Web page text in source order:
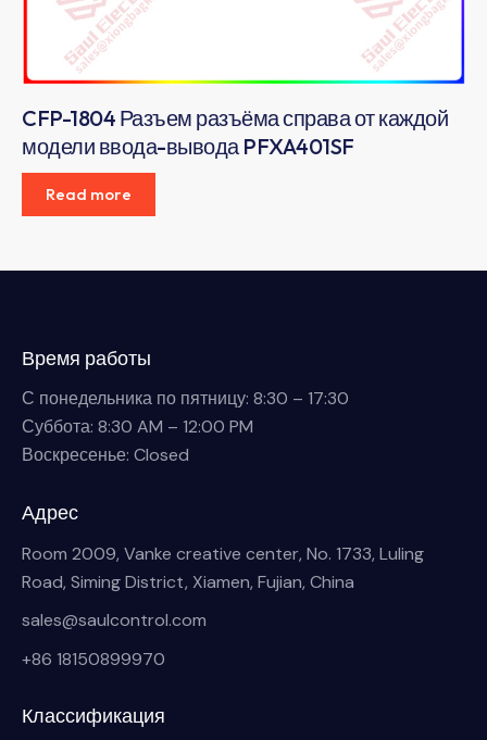
CFP-1804 Разъем разъёма справа от каждой
модели ввода-вывода PFXA401SF
Read more
Время работы
С понедельника по пятницу: 8:30 – 17:30
Суббота: 8:30 AM – 12:00 PM
Воскресенье: Closed
Адрес
Room 2009, Vanke creative center, No. 1733, Luling
Road, Siming District, Xiamen, Fujian, China
sales@saulcontrol.com
+86 18150899970
Классификация